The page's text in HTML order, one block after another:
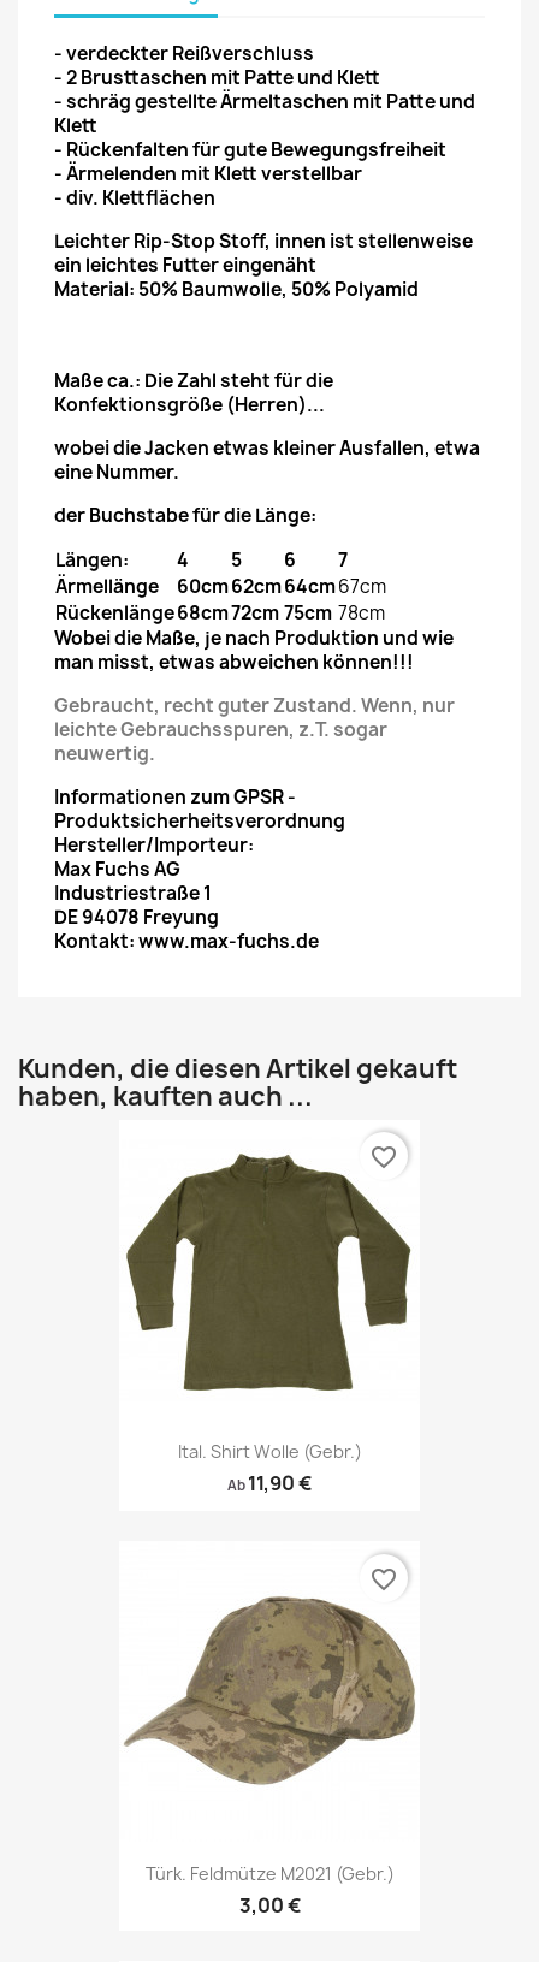
- verdeckter Reißverschluss
- 2 Brusttaschen mit Patte und Klett
- schräg gestellte Ärmeltaschen mit Patte und
Klett
- Rückenfalten für gute Bewegungsfreiheit
- Ärmelenden mit Klett verstellbar
- div. Klettflächen
Leichter Rip-Stop Stoff, innen ist stellenweise
ein leichtes Futter eingenäht
Material: 50% Baumwolle, 50% Polyamid
Maße ca.: Die Zahl steht für die
Konfektionsgröße (Herren)...
wobei die Jacken etwas kleiner Ausfallen, etwa
eine Nummer.
der Buchstabe für die Länge:
Längen:
4 5 6
7
Ärmellänge
60cm62cm64cm67cm
Rückenlänge68cm72cm75cm 78cm
Wobei die Maße, je nach Produktion und wie
man misst, etwas abweichen können!!!
Gebraucht, recht guter Zustand. Wenn, nur
leichte Gebrauchsspuren, z.T. sogar
neuwertig.
Informationen zum GPSR -
Produktsicherheitsverordnung
Hersteller/Importeur:
Max Fuchs AG
Industriestraße 1
DE 94078 Freyung
Kontakt: www.max-fuchs.de
Kunden, die diesen Artikel gekauft
haben, kauften auch ...
Ital. Shirt Wolle (gebr.)
Ab 11,90 €
favorite_border
Türk. Feldmütze M2021 (gebr.)
3,00 €
favorite_border